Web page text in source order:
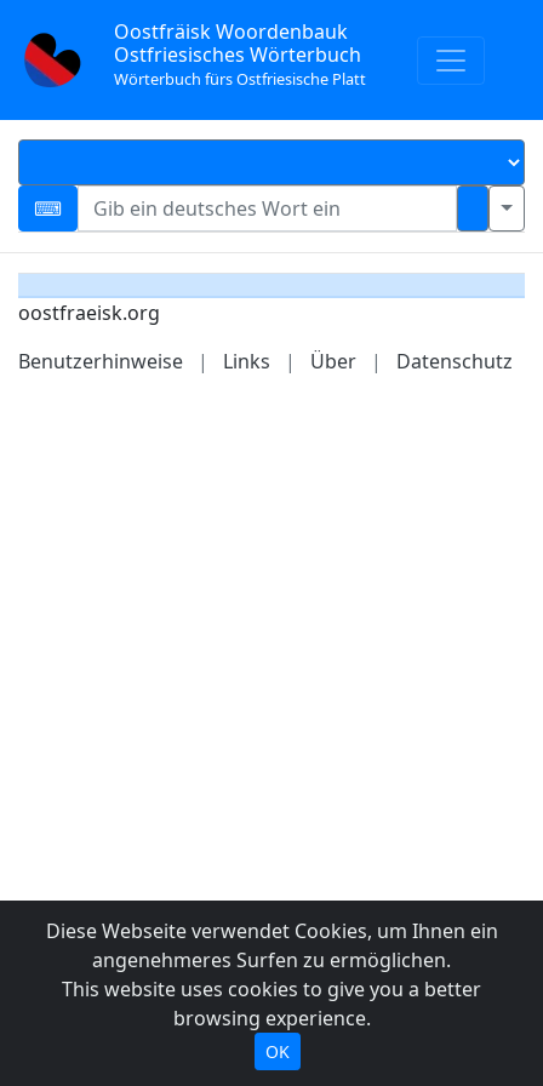
Oostfräisk Woordenbauk
Ostfriesisches Wörterbuch
Wörterbuch fürs Ostfriesische Platt
oostfraeisk.org
Benutzerhinweise
| Links | Über | Datenschutz
Diese Webseite verwendet Cookies, um Ihnen ein
angenehmeres Surfen zu ermöglichen.
This website uses cookies to give you a better
browsing experience.
OK